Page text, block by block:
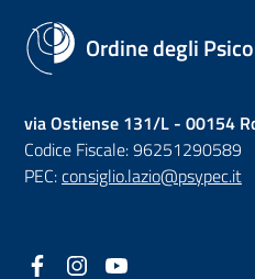
Ordine degli
via Ostiense 131/L - 00154
Codice Fiscale: 96251290589
PEC:consiglio.lazio@psypec.it
Facebook
(nuova scheda - new tab)
Instagram
(nuova scheda - new